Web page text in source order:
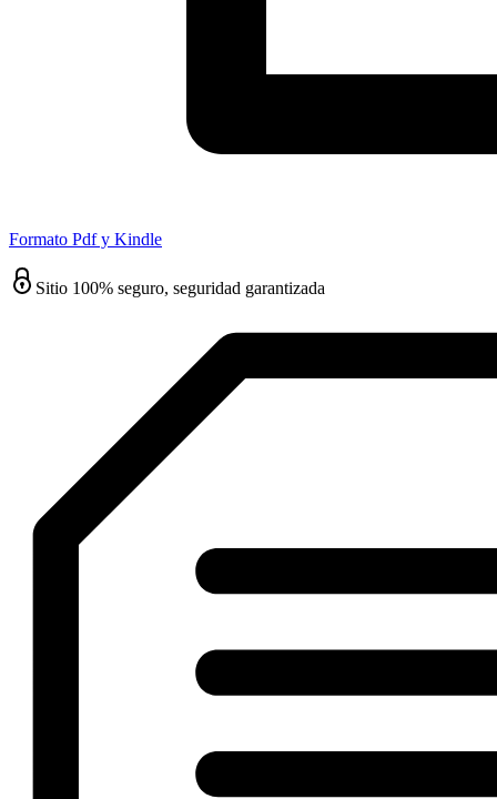
Formato Pdf y Kindle
Sitio 100% seguro, seguridad garantizada